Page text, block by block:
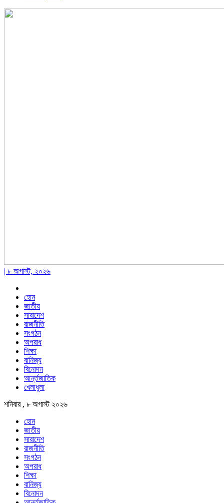
| ৮ অগাস্ট, ২০২৬
হোম
জাতীয়
সারাদেশ
রাজনীতি
সংগঠন
অপরাধ
শিক্ষা
বানিজ্য
বিনোদন
আর্ন্তজাতিক
খেলাধুলা
শনিবার , ৮ অগাস্ট ২০২৬
হোম
জাতীয়
সারাদেশ
রাজনীতি
সংগঠন
অপরাধ
শিক্ষা
বানিজ্য
বিনোদন